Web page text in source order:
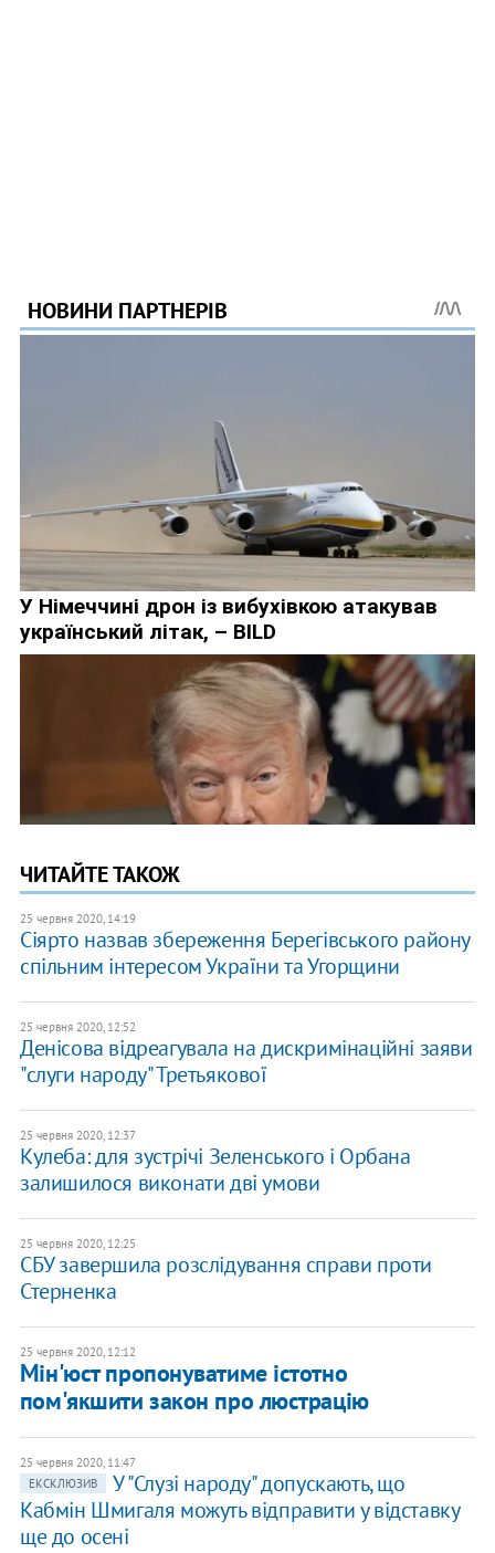
ЧИТАЙТЕ ТАКОЖ
25 червня 2020, 14:19
Сіярто назвав збереження Берегівського району
спільним інтересом України та Угорщини
25 червня 2020, 12:52
Денісова відреагувала на дискримінаційні заяви
"слуги народу" Третьякової
25 червня 2020, 12:37
Кулеба: для зустрічі Зеленського і Орбана
залишилося виконати дві умови
25 червня 2020, 12:25
СБУ завершила розслідування справи проти
Стерненка
25 червня 2020, 12:12
Мін'юст пропонуватиме істотно
пом'якшити закон про люстрацію
25 червня 2020, 11:47
ЕКСКЛЮЗИВ
У "Слузі народу" допускають, що
Кабмін Шмигаля можуть відправити у відставку
ще до осені